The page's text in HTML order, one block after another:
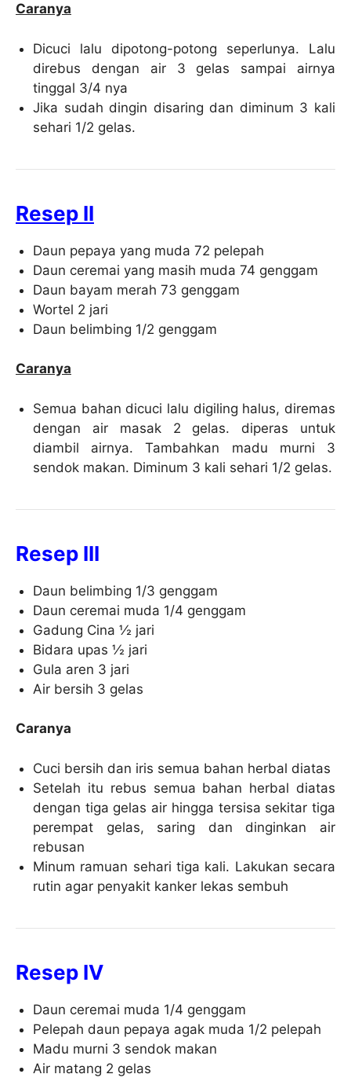
Caranya
Dicuci lalu dipotong-potong seperlunya. Lalu
direbus dengan air 3 gelas sampai airnya
tinggal 3/4 nya
Jika sudah dingin disaring dan diminum 3 kali
sehari 1/2 gelas.
Resep II
Daun pepaya yang muda 72 pelepah
Daun ceremai yang masih muda 74 genggam
Daun bayam merah 73 genggam
Wortel 2 jari
Daun belimbing 1/2 genggam
Caranya
Semua bahan dicuci lalu digiling halus, diremas
dengan air masak 2 gelas. diperas untuk
diambil airnya. Tambahkan madu murni 3
sendok makan. Diminum 3 kali sehari 1/2 gelas.
Resep III
Daun belimbing 1/3 genggam
Daun ceremai muda 1/4 genggam
Gadung Cina ½ jari
Bidara upas ½ jari
Gula aren 3 jari
Air bersih 3 gelas
Caranya
Cuci bersih dan iris semua bahan herbal diatas
Setelah itu rebus semua bahan herbal diatas
dengan tiga gelas air hingga tersisa sekitar tiga
perempat gelas, saring dan dinginkan air
rebusan
Minum ramuan sehari tiga kali. Lakukan secara
rutin agar penyakit kanker lekas sembuh
Resep IV
Daun ceremai muda 1/4 genggam
Pelepah daun pepaya agak muda 1/2 pelepah
Madu murni 3 sendok makan
Air matang 2 gelas